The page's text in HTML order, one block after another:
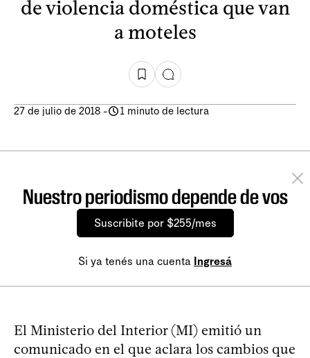
de violencia doméstica que van
a moteles
27 de julio de 2018 - 1 minuto de lectura
Nuestro periodismo depende de vos
Suscribite por $255/mes
Si ya tenés una cuenta Ingresá
El Ministerio del Interior (MI) emitió un
comunicado en el que aclara los cambios que